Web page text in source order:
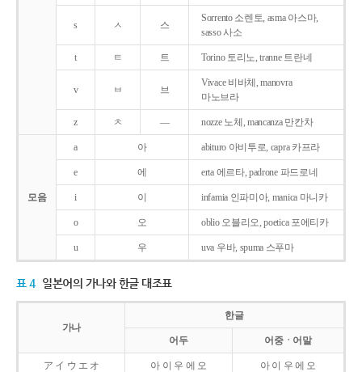
s ㅅ 스
Sorrento 소렌토, asma 아스마,
sasso 사소
t ㅌ 트 Torino 토리노, tranne 트란네
v ㅂ 브
Vivace 비바체, manovra
마노브라
z ㅊ ― nozze 노체, mancanza 만칸차
모음
a 아 abituro 아비투로, capra 카프라
e 에 erta 에르타, padrone 파드로네
i 이 infamia 인파미아, manica 마니카
o 오 oblio 오블리오, poetica 포에티카
u 우 uva 우바, spuma 스푸마
표 4 일본어의 가나와 한글 대조표
가나
한글
어두 어중ㆍ어말
ア イ ウ エ オ 아 이 우 에 오 아 이 우 에 오